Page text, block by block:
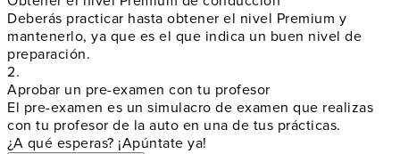
Deberás practicar hasta obtener el nivel Premium y
mantenerlo, ya que es el que indica un buen nivel de
preparación.
2.
Aprobar un pre-examen con tu profesor
El pre-examen es un simulacro de examen que realizas
con tu profesor de la auto en una de tus prácticas.
¿A qué esperas? ¡Apúntate ya!